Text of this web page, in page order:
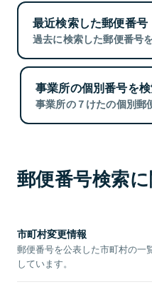
最近検索した郵便番号
過去に検索した郵便番号
事業所の個別番号を
事業所の７けたの個別郵
郵便番号検索
市町村変更情報
郵便番号を公表した市町村の一
しています。